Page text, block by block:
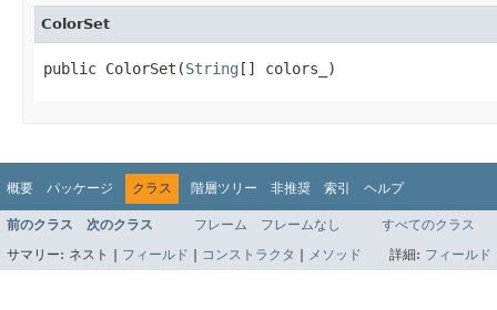
ColorSet
public ColorSet(String [] colors_)
概要 パッケージ クラス 階層ツリー 非推奨 索引 ヘルプ
前のクラス 次のクラス フレーム フレームなし
すべてのクラス
サマリー: ネスト | フィールド コンストラクタ メソッド 詳細: フィールド